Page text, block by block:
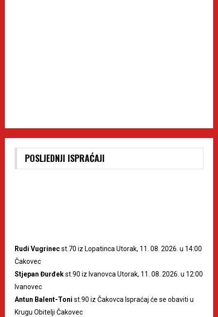
POSLJEDNJI ISPRAĆAJI
Rudi Vugrinecst.70 iz Lopatinca Utorak, 11. 08. 2026. u 14:00
Čakovec
Stjepan Đurđekst.90 iz Ivanovca Utorak, 11. 08. 2026. u 12:00
Ivanovec
Antun Balent-Toni st.90 iz Čakovca Ispraćaj će se obaviti u
Krugu Obitelji Čakovec